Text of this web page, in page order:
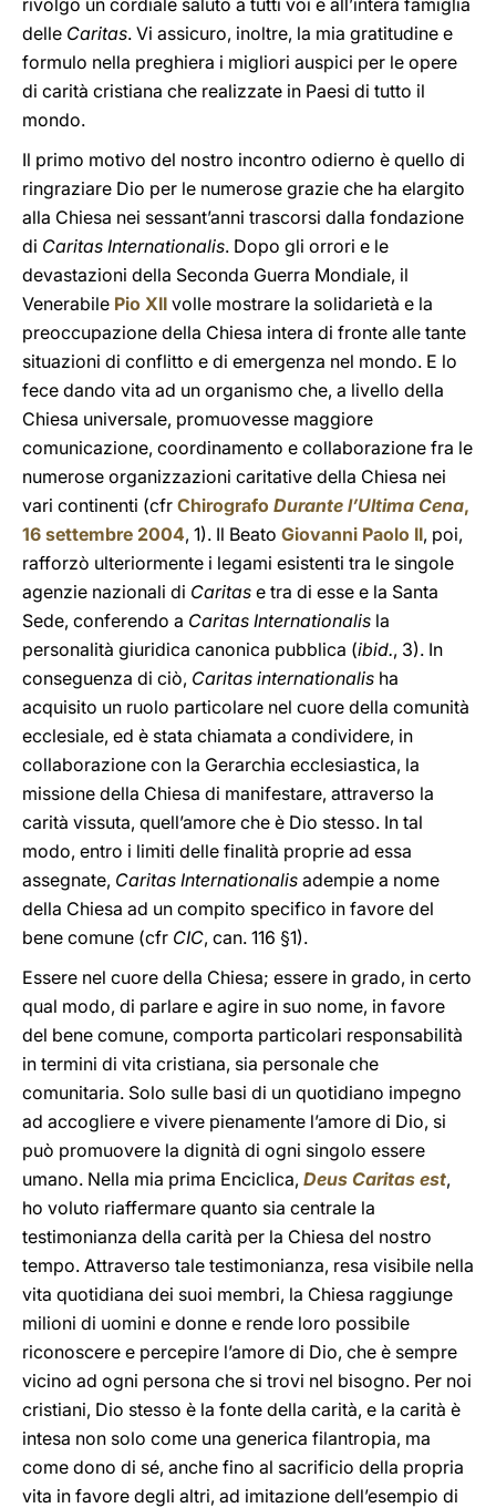
rivolgo un cordiale saluto a tutti voi e all’intera famiglia
delle Caritas. Vi assicuro, inoltre, la mia gratitudine e
formulo nella preghiera i migliori auspici per le opere
di carità cristiana che realizzate in Paesi di tutto il
mondo.
Il primo motivo del nostro incontro odierno è quello di
ringraziare Dio per le numerose grazie che ha elargito
alla Chiesa nei sessant’anni trascorsi dalla fondazione
di Caritas Internationalis. Dopo gli orrori e le
devastazioni della Seconda Guerra Mondiale, il
Venerabile Pio XII volle mostrare la solidarietà e la
preoccupazione della Chiesa intera di fronte alle tante
situazioni di conflitto e di emergenza nel mondo. E lo
fece dando vita ad un organismo che, a livello della
Chiesa universale, promuovesse maggiore
comunicazione, coordinamento e collaborazione fra le
numerose organizzazioni caritative della Chiesa nei
vari continenti (cfr Chirografo Durante l’Ultima Cena,
16 settembre 2004, 1). Il Beato Giovanni Paolo II, poi,
rafforzò ulteriormente i legami esistenti tra le singole
agenzie nazionali di Caritas e tra di esse e la Santa
Sede, conferendo a Caritas Internationalis la
personalità giuridica canonica pubblica (ibid., 3). In
conseguenza di ciò, Caritas internationalis ha
acquisito un ruolo particolare nel cuore della comunità
ecclesiale, ed è stata chiamata a condividere, in
collaborazione con la Gerarchia ecclesiastica, la
missione della Chiesa di manifestare, attraverso la
carità vissuta, quell’amore che è Dio stesso. In tal
modo, entro i limiti delle finalità proprie ad essa
assegnate, Caritas Internationalis adempie a nome
della Chiesa ad un compito specifico in favore del
bene comune (cfr CIC, can. 116 §1).
Essere nel cuore della Chiesa; essere in grado, in certo
qual modo, di parlare e agire in suo nome, in favore
del bene comune, comporta particolari responsabilità
in termini di vita cristiana, sia personale che
comunitaria. Solo sulle basi di un quotidiano impegno
ad accogliere e vivere pienamente l’amore di Dio, si
può promuovere la dignità di ogni singolo essere
umano. Nella mia prima Enciclica, Deus Caritas est,
ho voluto riaffermare quanto sia centrale la
testimonianza della carità per la Chiesa del nostro
tempo. Attraverso tale testimonianza, resa visibile nella
vita quotidiana dei suoi membri, la Chiesa raggiunge
milioni di uomini e donne e rende loro possibile
riconoscere e percepire l’amore di Dio, che è sempre
vicino ad ogni persona che si trovi nel bisogno. Per noi
cristiani, Dio stesso è la fonte della carità, e la carità è
intesa non solo come una generica filantropia, ma
come dono di sé, anche fino al sacrificio della propria
vita in favore degli altri, ad imitazione dell’esempio di